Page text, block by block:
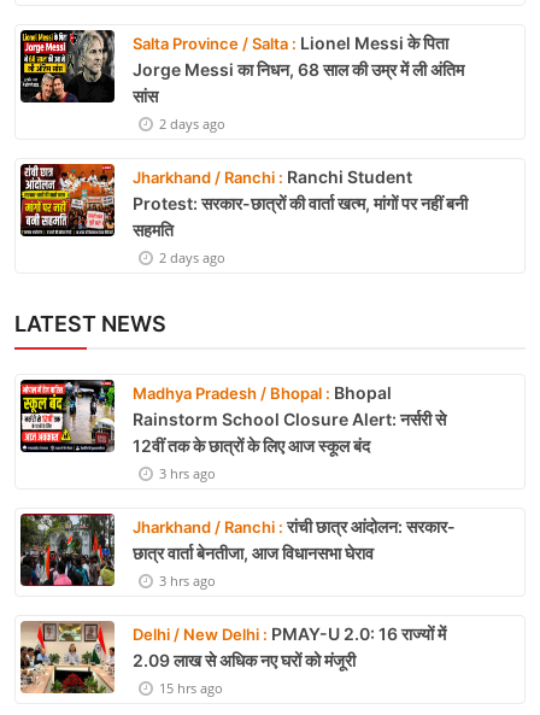
Salta Province / Salta : Lionel Messi के पिता
Jorge Messi का निधन, 68 साल की उम्र में ली अंतिम
सांस
2 days ago
Jharkhand / Ranchi : Ranchi Student
Protest: सरकार-छात्रों की वार्ता खत्म, मांगों पर नहीं बनी
सहमति
2 days ago
LATEST NEWS
Madhya Pradesh / Bhopal : Bhopal
Rainstorm School Closure Alert: नर्सरी से
12वीं तक के छात्रों के लिए आज स्कूल बंद
3 hrs ago
Jharkhand / Ranchi :रांची छात्र आंदोलन: सरकार-
छात्र वार्ता बेनतीजा, आज विधानसभा घेराव
3 hrs ago
Delhi / New Delhi : PMAY-U 2.0: 16 राज्यों में
2.09 लाख से अधिक नए घरों को मंजूरी
15 hrs ago